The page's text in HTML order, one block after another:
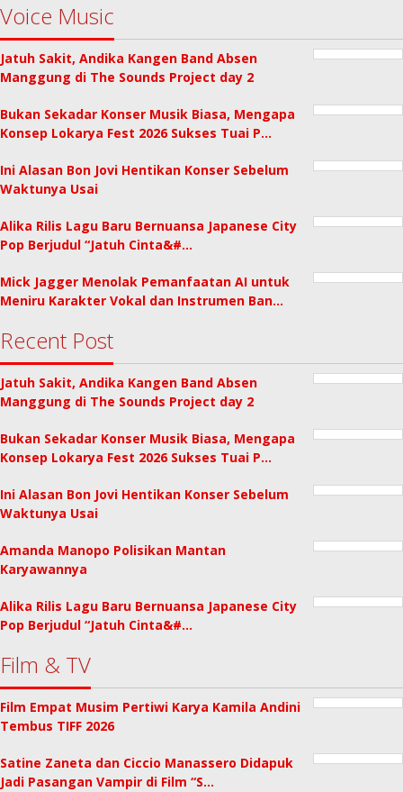
Voice Music
Jatuh Sakit, Andika Kangen Band Absen
Manggung di The Sounds Project day 2
Bukan Sekadar Konser Musik Biasa, Mengapa
Konsep Lokarya Fest 2026 Sukses Tuai P…
Ini Alasan Bon Jovi Hentikan Konser Sebelum
Waktunya Usai
Alika Rilis Lagu Baru Bernuansa Japanese City
Pop Berjudul “Jatuh Cinta&#…
Mick Jagger Menolak Pemanfaatan AI untuk
Meniru Karakter Vokal dan Instrumen Ban…
Recent Post
Jatuh Sakit, Andika Kangen Band Absen
Manggung di The Sounds Project day 2
Bukan Sekadar Konser Musik Biasa, Mengapa
Konsep Lokarya Fest 2026 Sukses Tuai P…
Ini Alasan Bon Jovi Hentikan Konser Sebelum
Waktunya Usai
Amanda Manopo Polisikan Mantan
Karyawannya
Alika Rilis Lagu Baru Bernuansa Japanese City
Pop Berjudul “Jatuh Cinta&#…
Film & TV
Film Empat Musim Pertiwi Karya Kamila Andini
Tembus TIFF 2026
Satine Zaneta dan Ciccio Manassero Didapuk
Jadi Pasangan Vampir di Film “S…